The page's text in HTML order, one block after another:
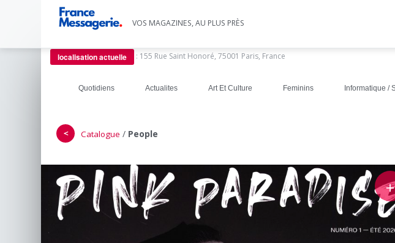
VOS MAGAZINES, AU PLUS PRÈS
localisation actuelle : 155 Rue Saint Honoré, 75001 Paris, France
Quotidiens Actualites Art Et Culture Feminins Informatique /
＜ Catalogue / People